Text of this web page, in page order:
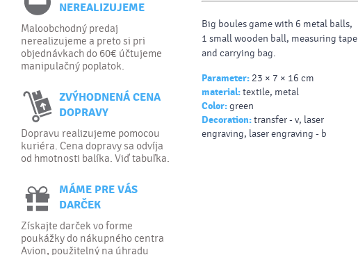
NEREALIZUJEME
Maloobchodný predaj
nerealizujeme a preto si pri
objednávkach do 60€ účtujeme
manipulačný poplatok.
ZVÝHODNENÁ CENA
DOPRAVY
Dopravu realizujeme pomocou
kuriéra. Cena dopravy sa odvíja
od hmotnosti balíka. Viď tabuľka.
MÁME PRE VÁS
DARČEK
Získajte darček vo forme
poukážky do nákupného centra
Avion, použitelný na úhradu
Big boules game with 6 metal balls,
1 small wooden ball, measuring tape
and carrying bag.
Parameter: 23 × 7 × 16 cm
material:textile, metal
Color:green
Decoration:transfer - v, laser
engraving, laser engraving - b